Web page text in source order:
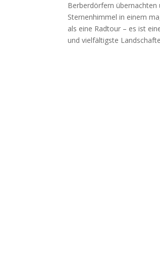
Berberdörfern übernachten
Sternenhimmel in einem
als eine Radtour – es ist
und vielfältigste